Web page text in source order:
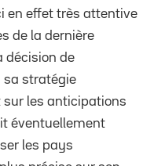
en effet très attentive
de la dernière
décision de
sa stratégie
les anticipations
éventuellement
les pays